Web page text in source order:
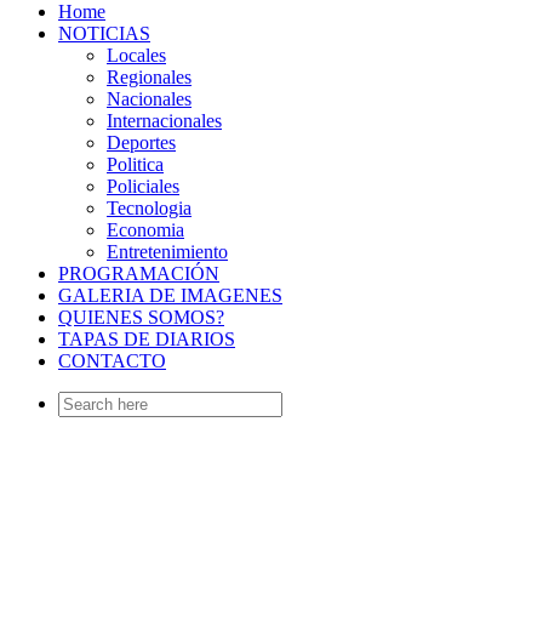
Home
NOTICIAS
Locales
Regionales
Nacionales
Internacionales
Deportes
Politica
Policiales
Tecnologia
Economia
Entretenimiento
PROGRAMACIÓN
GALERIA DE IMAGENES
QUIENES SOMOS?
TAPAS DE DIARIOS
CONTACTO
Search
for: